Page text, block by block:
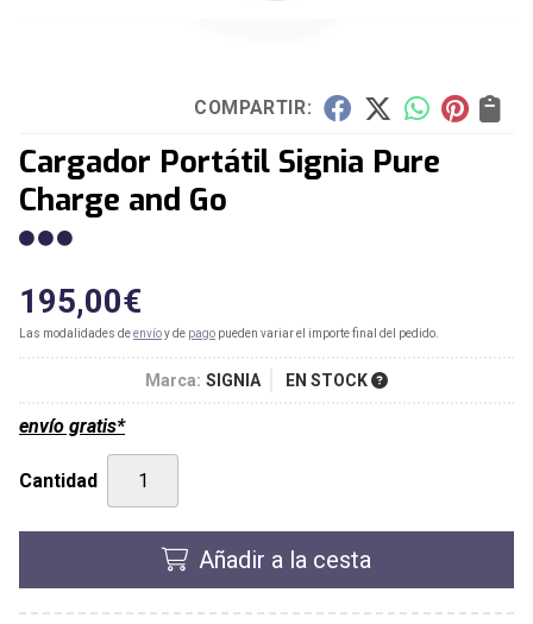
COMPARTIR:
Cargador Portátil Signia Pure
Charge and Go
195,00€
Las modalidades deenvíoy de pago pueden variar el importe final del pedido.
Marca: SIGNIA EN STOCK
envío gratis*
Cantidad
Añadir a la cesta